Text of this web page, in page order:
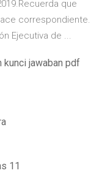
que
correspondiente.
Ejecutiva de ...
kunci jawaban pdf
11